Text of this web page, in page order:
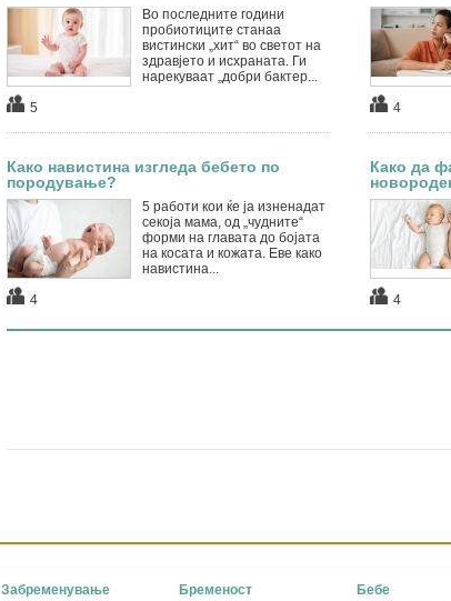
Во последните години
пробиотиците станаа
вистински „хит“ во светот на
здравјето и исхраната. Ги
нарекуваат „добри бактер...
5
4
Како навистина изгледа бебето по
породување?
5 работи кои ќе ја изненадат
секоја мама, од „чудните“
форми на главата до бојата
на косата и кожата. Еве како
навистина...
4
Како да
4
Забременување
Бременост
Бебе